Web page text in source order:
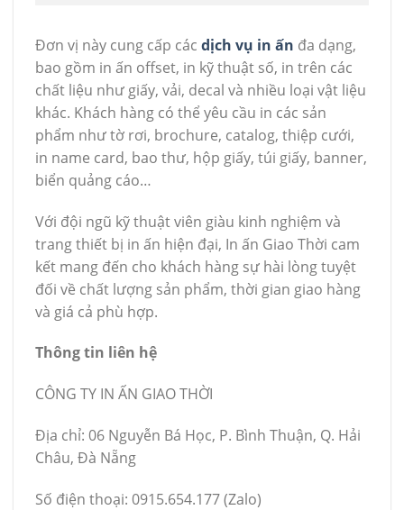
Đơn vị này cung cấp các dịch vụ in ấn đa dạng,
bao gồm in ấn offset, in kỹ thuật số, in trên các
chất liệu như giấy, vải, decal và nhiều loại vật liệu
khác. Khách hàng có thể yêu cầu in các sản
phẩm như tờ rơi, brochure, catalog, thiệp cưới,
in name card, bao thư, hộp giấy, túi giấy, banner,
biển quảng cáo…
Với đội ngũ kỹ thuật viên giàu kinh nghiệm và
trang thiết bị in ấn hiện đại, In ấn Giao Thời cam
kết mang đến cho khách hàng sự hài lòng tuyệt
đối về chất lượng sản phẩm, thời gian giao hàng
và giá cả phù hợp.
Thông tin liên hệ
CÔNG TY IN ẤN GIAO THỜI
Địa chỉ: 06 Nguyễn Bá Học, P. Bình Thuận, Q. Hải
Châu, Đà Nẵng
Số điện thoại: 0915.654.177 (Zalo)